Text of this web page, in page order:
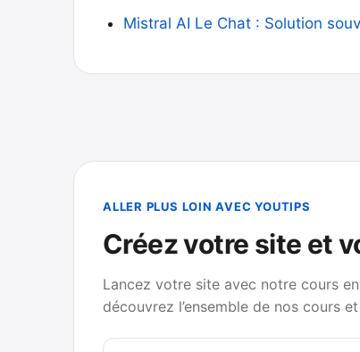
Mistral AI Le Chat : Solution
ALLER PLUS LOIN AVEC YOUTIPS
Créez votre site et
Lancez votre site avec notre cours
découvrez l’ensemble de nos cours